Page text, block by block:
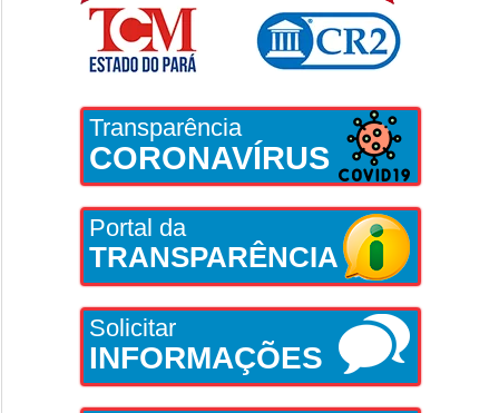
Transparência
CORONAVÍRUS
Portal da
TRANSPARÊNCIA
Solicitar
INFORMAÇÕES